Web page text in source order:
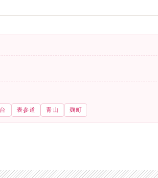
表参道 青山 麹町